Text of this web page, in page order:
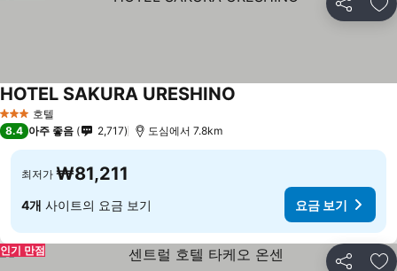
공유 즐
3 성급 호텔
HOTEL SAKURA URESHINO
8.4 아주 좋음 2,717 도심에서 7.8km
최저가 ₩81,211
4개 사이트의 요금 보기 요금 보기
인기 만점